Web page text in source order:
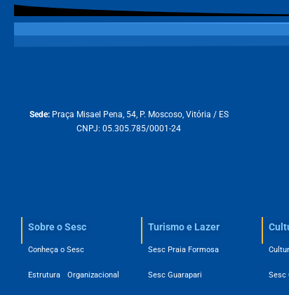
Sede: Praça Misael Pena, 54, P. Moscoso, Vitória / ES
CNPJ: 05.305.785/0001-24
Sobre o Sesc​
Conheça o Sesc
Estrutura Organizacional
Turismo e Lazer
Sesc Praia Formosa
Sesc Guarapari Sesc